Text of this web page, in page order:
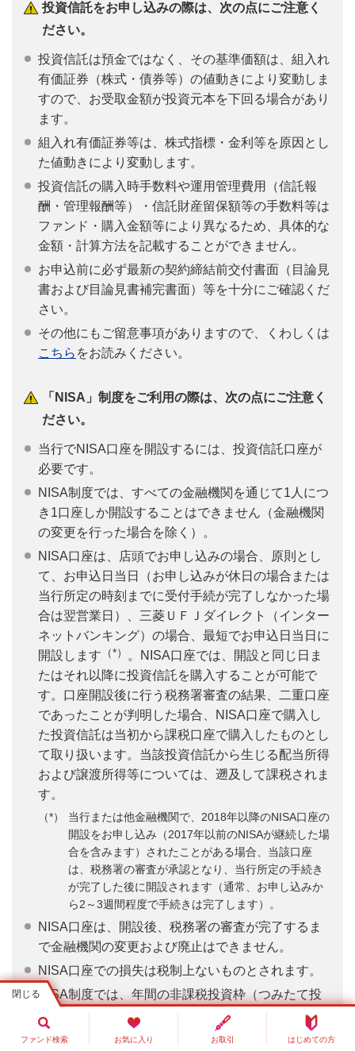
投資信託をお申し込みの際は、次の点にご注意く
ださい。
投資信託は預金ではなく、その基準価額は、組入れ
有価証券（株式・債券等）の値動きにより変動しま
すので、お受取金額が投資元本を下回る場合があり
ます。
組入れ有価証券等は、株式指標・金利等を原因とし
た値動きにより変動します。
投資信託の購入時手数料や運用管理費用（信託報
酬・管理報酬等）・信託財産留保額等の手数料等は
ファンド・購入金額等により異なるため、具体的な
金額・計算方法を記載することができません。
お申込前に必ず最新の契約締結前交付書面（目論見
書および目論見書補完書面）等を十分にご確認くだ
さい。
その他にもご留意事項がありますので、くわしくは
こちら をお読みください。
「NISA」制度をご利用の際は、次の点にご注意く
ださい。
当行でNISA口座を開設するには、投資信託口座が
必要です。
NISA制度では、すべての金融機関を通じて1人につ
き1口座しか開設することはできません（金融機関
の変更を行った場合を除く）。
NISA口座は、店頭でお申し込みの場合、原則とし
て、お申込日当日（お申し込みが休日の場合または
当行所定の時刻までに受付手続が完了しなかった場
合は翌営業日）、三菱ＵＦＪダイレクト（インター
ネットバンキング）の場合、最短でお申込日当日に
開設します （*）
。NISA口座では、開設と同じ日ま
たはそれ以降に投資信託を購入することが可能で
す。口座開設後に行う税務署審査の結果、二重口座
であったことが判明した場合、NISA口座で購入し
た投資信託は当初から課税口座で購入したものとし
て取り扱います。当該投資信託から生じる配当所得
および譲渡所得等については、遡及して課税されま
す。
当行または他金融機関で、2018年以降のNISA口座の
開設をお申し込み（2017年以前のNISAが継続した場
合を含みます）されたことがある場合、当該口座
は、税務署の審査が承認となり、当行所定の手続き
が完了した後に開設されます（通常、お申し込みか
ら2～3週間程度で手続きは完了します）。
NISA口座は、開設後、税務署の審査が完了するま
で金融機関の変更および廃止はできません。
NISA口座での損失は税制上ないものとされます。
NISA制度では、年間の非課税投資枠（つみたて投
資枠は年間120万円、成長投資枠は年間240万円）
と非課税保有限度額（総枠）（つみたて投資枠・成
ファンド検索 お気に入り お取引 はじめての方